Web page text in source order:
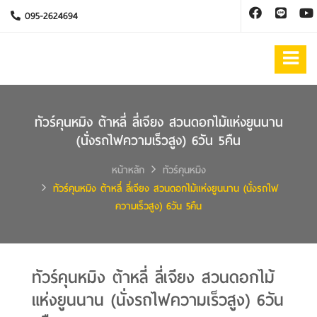
095-2624694
ทัวร์คุนหมิง ต้าหลี่ ลี่เจียง สวนดอกไม้แห่งยูนนาน
(นั่งรถไฟความเร็วสูง) 6วัน 5คืน
หน้าหลัก
ทัวร์คุนหมิง
ทัวร์คุนหมิง ต้าหลี่ ลี่เจียง สวนดอกไม้แห่งยูนนาน (นั่งรถไฟ
ความเร็วสูง) 6วัน 5คืน
ทัวร์คุนหมิง ต้าหลี่ ลี่เจียง สวนดอกไม้
แห่งยูนนาน (นั่งรถไฟความเร็วสูง) 6วัน